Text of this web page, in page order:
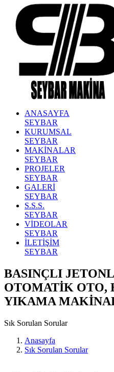
ANASAYFA
SEYBAR
KURUMSAL
SEYBAR
MAKİNALAR
SEYBAR
PROJELER
SEYBAR
GALERİ
SEYBAR
S.S.S.
SEYBAR
VİDEOLAR
SEYBAR
İLETİŞİM
SEYBAR
BASINÇLI
OTOMATİK OTO,
YIKAMA
Sık Sorulan Sorular
Anasayfa
Sık Sorulan Sorular